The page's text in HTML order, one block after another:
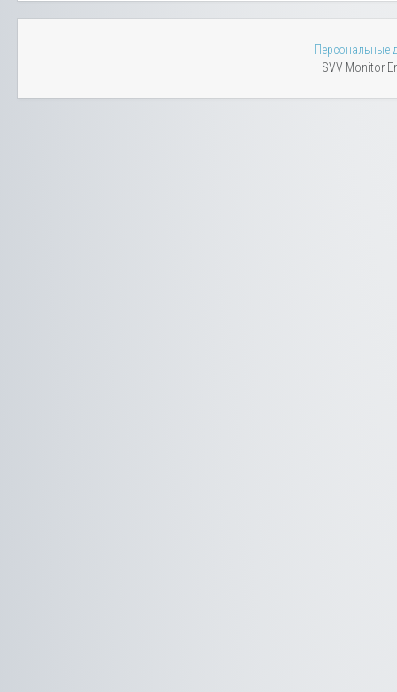
Персональные
SVV Monitor